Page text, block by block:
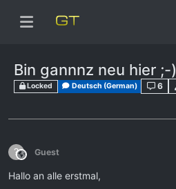
Bin gannnz neu hier ;-)
Locked Deutsch (German) 6
?This user is from outside of this forum
Guest
Hallo an alle erstmal,